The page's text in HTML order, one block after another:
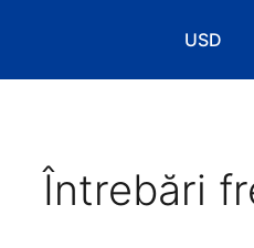
USD
Întrebări